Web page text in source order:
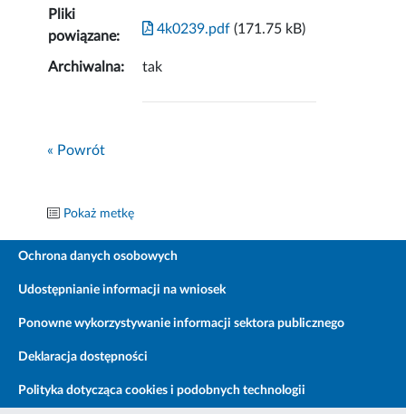
Pliki
powiązane:
4k0239.pdf (171.75 kB)
Archiwalna: tak
« Powrót
Pokaż metkę
Ochrona danych osobowych
Udostępnianie informacji na wniosek
Ponowne wykorzystywanie informacji sektora publicznego
Deklaracja dostępności
Polityka dotycząca cookies i podobnych technologii